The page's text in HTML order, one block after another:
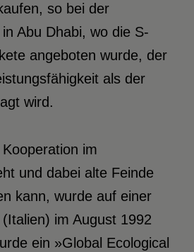
so bei der
Abu Dhabi, wo die S-
angeboten wurde, der
als der
wird.
im
und dabei alte Feinde
kann, wurde auf einer
im August 1992
ein »Global Ecological